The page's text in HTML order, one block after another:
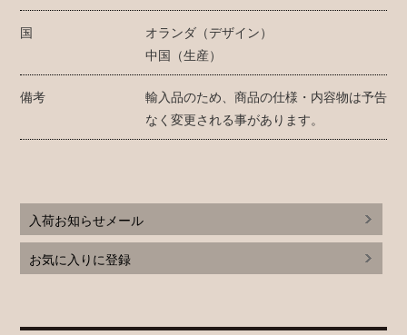
国
オランダ（デザイン）
中国（生産）
備考
輸入品のため、商品の仕様・内容物は予告
なく変更される事があります。
入荷お知らせメール
お気に入りに登録